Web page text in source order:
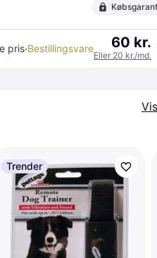
pris·Bestillingsvare 60 kr.
Eller 20 kr./md.
Trender